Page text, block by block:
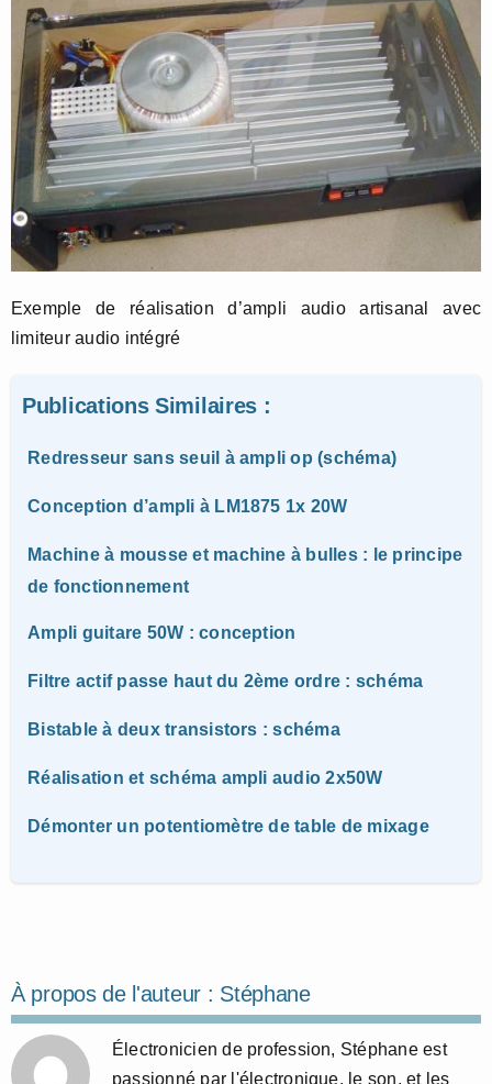
Exemple de réalisation d’ampli audio artisanal avec
limiteur audio intégré
Publications Similaires :
Redresseur sans seuil à ampli op (schéma)
Conception d’ampli à LM1875 1x 20W
Machine à mousse et machine à bulles : le principe
de fonctionnement
Ampli guitare 50W : conception
Filtre actif passe haut du 2ème ordre : schéma
Bistable à deux transistors : schéma
Réalisation et schéma ampli audio 2x50W
Démonter un potentiomètre de table de mixage
À propos de l'auteur : Stéphane
Électronicien de profession, Stéphane est
passionné par l'électronique, le son, et les